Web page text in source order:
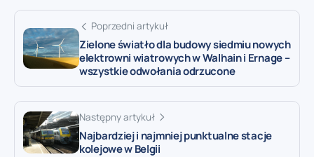
Poprzedni artykuł
Zielone światło dla budowy siedmiu nowych
elektrowni wiatrowych w Walhain i Ernage –
wszystkie odwołania odrzucone
Następny artykuł
Najbardziej i najmniej punktualne stacje
kolejowe w Belgii